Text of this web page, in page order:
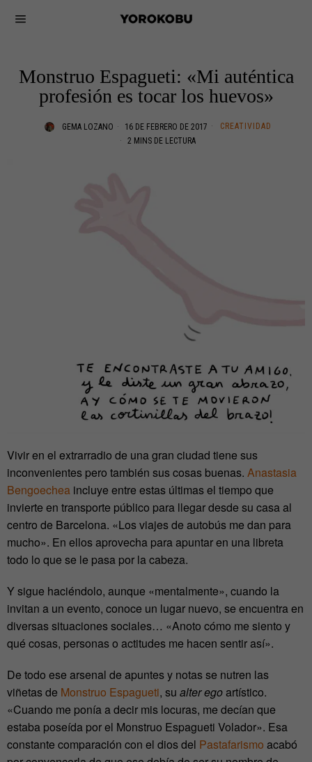
Monstruo Espagueti: «Mi auténtica
profesión es tocar los huevos»
GEMA LOZANO 16 DE FEBRERO DE 2017
CREATIVIDAD
2 MINS DE LECTURA
Vivir en el extrarradio de una gran ciudad tiene sus
inconvenientes pero también sus cosas buenas. Anastasia
Bengoechea incluye entre estas últimas el tiempo que
invierte en transporte público para llegar desde su casa al
centro de Barcelona. «Los viajes de autobús me dan para
mucho». En ellos aprovecha para apuntar en una libreta
todo lo que se le pasa por la cabeza.
Y sigue haciéndolo, aunque «mentalmente», cuando la
invitan a un evento, conoce un lugar nuevo, se encuentra en
diversas situaciones sociales… «Anoto cómo me siento y
qué cosas, personas o actitudes me hacen sentir así».
De todo ese arsenal de apuntes y notas se nutren las
viñetas de Monstruo Espagueti, su alter egoartístico.
«Cuando me ponía a decir mis locuras, me decían que
estaba poseída por el Monstruo Espagueti Volador». Esa
constante comparación con el dios del Pastafarismo acabó